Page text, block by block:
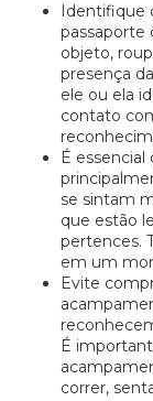
passaporte
objeto,
presença
ele ou ela
contato
É
se sintam
que estão
pertences.
em um
Evite
É
correr,